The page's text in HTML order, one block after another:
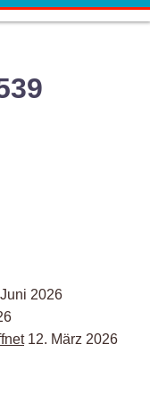
2026
12. März 2026